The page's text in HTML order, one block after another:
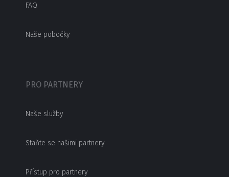
FAQ
Naše pobočky
PRO PARTNERY
Naše služby
Staňte se našimi partnery
Přístup pro partnery